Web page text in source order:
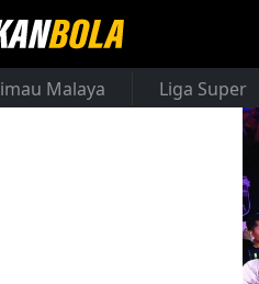
Malaya Liga Super